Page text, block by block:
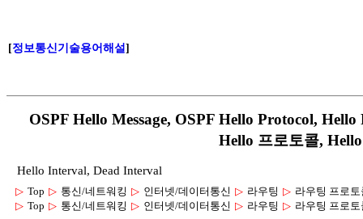
[정보통신기술용어해설]
OSPF Hello Message, OSPF Hello Protocol,
Hello 프로토콜,
Hello Interval, Dead Interval
▷ Top ▷ 통신/네트워킹 ▷ 인터넷/데이터통신 ▷ 라우팅 ▷ 라우팅 프로토
▷ Top ▷ 통신/네트워킹 ▷ 인터넷/데이터통신 ▷ 라우팅 ▷ 라우팅 프로토